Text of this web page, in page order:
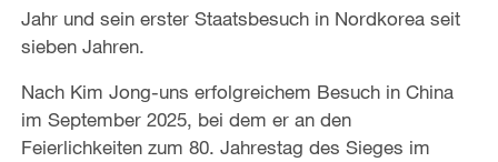
Jahr und sein erster Staatsbesuch in Nordkorea seit
sieben Jahren.
Nach Kim Jong-uns erfolgreichem Besuch in China
im September 2025, bei dem er an den
Feierlichkeiten zum 80. Jahrestag des Sieges im